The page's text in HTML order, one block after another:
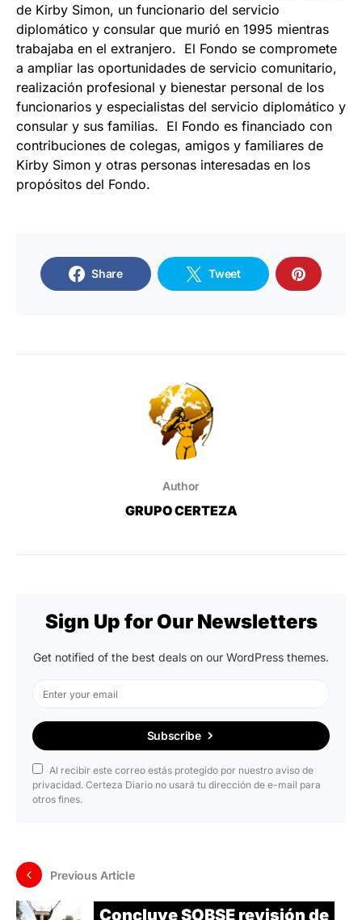
de Kirby Simon, un funcionario del servicio
diplomático y consular que murió en 1995 mientras
trabajaba en el extranjero. El Fondo se compromete
a ampliar las oportunidades de servicio comunitario,
realización profesional y bienestar personal de los
funcionarios y especialistas del servicio diplomático y
consular y sus familias. El Fondo es financiado con
contribuciones de colegas, amigos y familiares de
Kirby Simon y otras personas interesadas en los
propósitos del Fondo.
Share Tweet
Author
GRUPO CERTEZA
Sign Up for Our Newsletters
Get notified of the best deals on our WordPress themes.
Subscribe
Al recibir este correo estás protegido por nuestro aviso de
privacidad. Certeza Diario no usará tu dirección de e-mail para
otros fines.
Previous Article
Concluye SOBSE revisión de